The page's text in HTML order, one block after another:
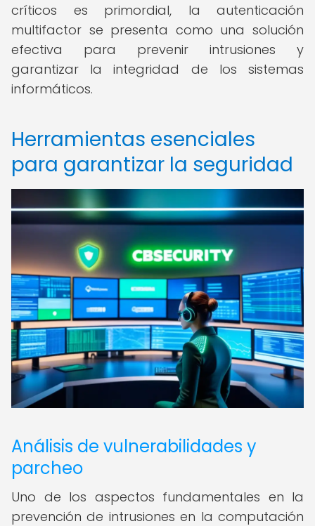
críticos es primordial, la autenticación
multifactor se presenta como una solución
efectiva para prevenir intrusiones y
garantizar la integridad de los sistemas
informáticos.
Herramientas esenciales
para garantizar la seguridad
Análisis de vulnerabilidades y
parcheo
Uno de los aspectos fundamentales en la
prevención de intrusiones en la computación